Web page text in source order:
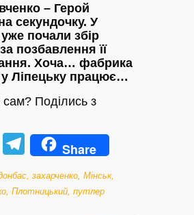
– Герой
секундочку. У
почали збір
позбавлення її
Хоча… фабрика
Ліпецьку працює…
Поділись з
ViberTelegram
Share
захарченко Мінськ,
Плотницький путлер